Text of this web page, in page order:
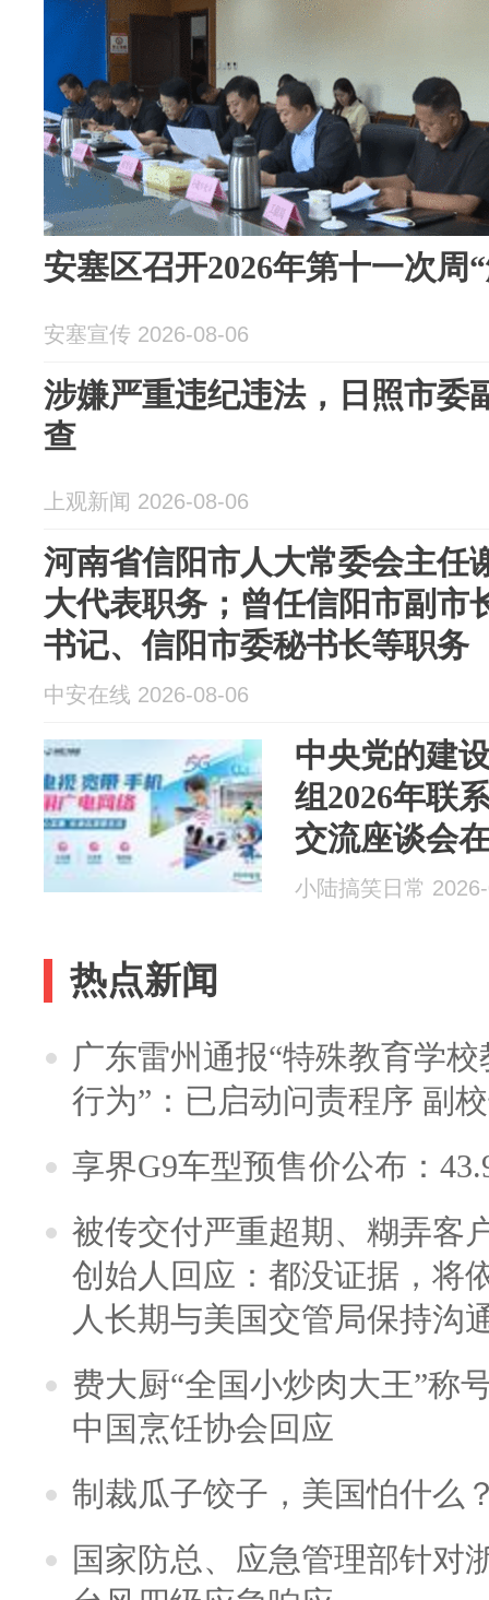
安塞区召开2026年第十一次周
安塞宣传 2026-08-06
涉嫌严重违纪违法，日照市委
查
上观新闻 2026-08-06
河南省信阳市人大常委会主任
大代表职务；曾任信阳市副市
书记、信阳市委秘书长等职务
中安在线 2026-08-06
中央党的建
组2026年联
交流座谈会
小陆搞笑日常
热点新闻
广东雷州通报“特殊教育学
行为”：已启动问责程序 副
享界G9车型预售价公布：
被传交付严重超期、糊弄客
创始人回应：都没证据，将
人长期与美国交管局保持沟
费大厨“全国小炒肉大王”称
中国烹饪协会回应
制裁瓜子饺子，美国怕什么
国家防总、应急管理部针对